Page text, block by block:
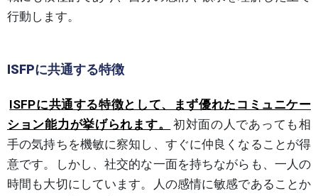
行動します。
ISFPに共通する特徴
ISFPに共通する特徴として、まず優れたコミュニケー
ション能力が挙げられます。
初対面の人であっても相
手の気持ちを機敏に察知し、すぐに仲良くなることが得
意です。しかし、社交的な一面を持ちながらも、一人の
時間も大切にしています。人の感情に敏感であることか